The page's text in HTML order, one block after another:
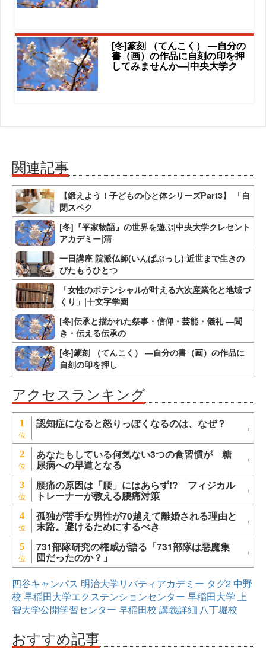
[冬]篆刻 （てんこく） ―自分の
書（画）の作品に自刻の印を押
してみませんか―|中央大学ク
関連記事
【鍛えよう！子どもの心と体シリーズPart3】 「自
閉スペク
[冬]『平家物語』の世界を遊ぶ|中央大学クレセント
アカデミー|清
一日講座 院派仏師(いんぱぶっし) 近世まで生きの
びたもうひとつ
「女性のポテンシャルが叶える六次産業化と地域づ
くり」|十文字学園
[冬]伝承と描かれた祭事・信仰・芸能・儀礼 ―聞
き・伝える伝承の
[冬]篆刻 （てんこく） ―自分の書（画）の作品に
自刻の印を押し
アクセスランキング
1 認知症になると怒りっぽくなるのは、なぜ？
2 あなたもしている何気ない3つの食習慣が 糖
尿病への早道となる
3 腰痛の原因は「腰」にはあらず!? フィジカル
トレーナーが教える腰痛対策
4 孤独が苦手な男性が70越えて離婚される理由と
末路。避けるためにするべき
5 731部隊研究の権威が語る「731部隊は悪魔集
団だったのか？」
四谷キャンパス 明治大学リバティアカデミー タグ2 中野
校 早稲田大学エクステンションセンター 早稲田大学 上
智大学公開学習センター 早稲田校 講義詳細 八丁堀校
おすすめ記事